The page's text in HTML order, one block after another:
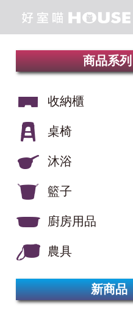
商品系列
收納櫃
桌椅
沐浴
籃子
廚房用品
農具
新商品